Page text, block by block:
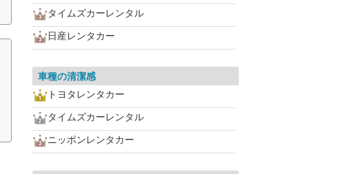
タイムズカーレンタル
日産レンタカー
車種の清潔感
トヨタレンタカー
タイムズカーレンタル
ニッポンレンタカー